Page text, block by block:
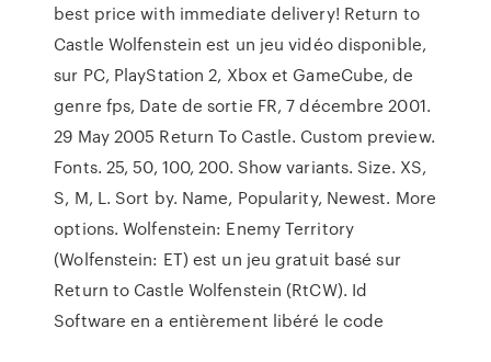
best price with immediate delivery! Return to
Castle Wolfenstein est un jeu vidéo disponible,
sur PC, PlayStation 2, Xbox et GameCube, de
genre fps, Date de sortie FR, 7 décembre 2001.
29 May 2005 Return To Castle. Custom preview.
Fonts. 25, 50, 100, 200. Show variants. Size. XS,
S, M, L. Sort by. Name, Popularity, Newest. More
options. Wolfenstein: Enemy Territory
(Wolfenstein: ET) est un jeu gratuit basé sur
Return to Castle Wolfenstein (RtCW). Id
Software en a entièrement libéré le code